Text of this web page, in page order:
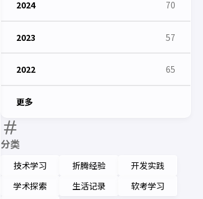
2024 70
2023 57
2022 65
更多
分类
技术学习 折腾经验
开发实践
学术探索
生活记录
软考学习